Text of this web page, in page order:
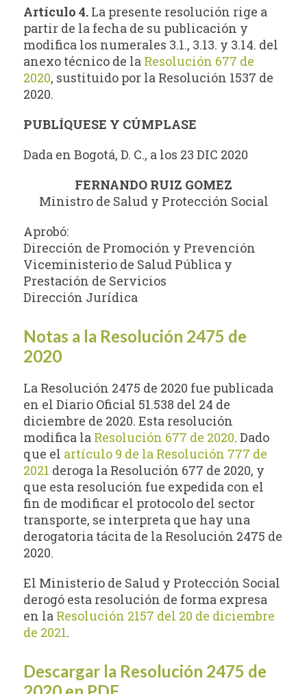
Artículo 4. La presente resolución rige a
partir de la fecha de su publicación y
modifica los numerales 3.1., 3.13. y 3.14. del
anexo técnico de la Resolución 677 de
2020, sustituido por la Resolución 1537 de
2020.
PUBLÍQUESE Y CÚMPLASE
Dada en Bogotá, D. C., a los 23 DIC 2020
FERNANDO RUIZ GOMEZ
Ministro de Salud y Protección Social
Aprobó:
Dirección de Promoción y Prevención
Viceministerio de Salud Pública y
Prestación de Servicios
Dirección Jurídica
Notas a la Resolución 2475 de
2020
La Resolución 2475 de 2020 fue publicada
en el Diario Oficial 51.538 del 24 de
diciembre de 2020. Esta resolución
modifica la Resolución 677 de 2020. Dado
que el artículo 9 de la Resolución 777 de
2021 deroga la Resolución 677 de 2020, y
que esta resolución fue expedida con el
fin de modificar el protocolo del sector
transporte, se interpreta que hay una
derogatoria tácita de la Resolución 2475 de
2020.
El Ministerio de Salud y Protección Social
derogó esta resolución de forma expresa
en la Resolución 2157 del 20 de diciembre
de 2021.
Descargar la Resolución 2475 de